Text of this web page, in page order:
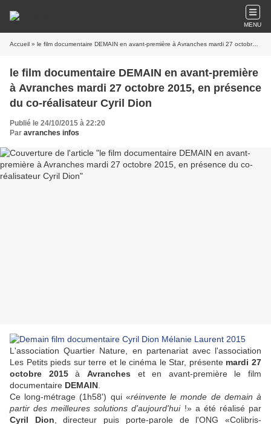
MENU
Accueil » le film documentaire DEMAIN en avant-première à Avranches mardi 27 octobre 2015, en présence du co-réalisateur Cyril Dion
le film documentaire DEMAIN en avant-première
à Avranches mardi 27 octobre 2015, en présence
du co-réalisateur Cyril Dion
Publié le 24/10/2015 à 22:20
Par avranches infos
L'association Quartier Nature, en partenariat avec l'association
Les Petits pieds sur terre et le cinéma le Star, présente mardi 27
octobre 2015à Avranches et en avant-première le film
documentaire DEMAIN
Ce long-métrage (1h58') qui «réinvente le monde de demain à
partir des meilleures solutions d'aujourd'hui!» a été réalisé par
Cyril Dion , directeur puis porte-parole de l'ONG «Colibris-